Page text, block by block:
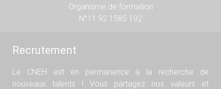
Organisme de formation
N°11 92 1585 192
Recrutement
Le CNEH est en permanence à la recherche de
nouveaux talents ! Vous partagez nos valeurs et